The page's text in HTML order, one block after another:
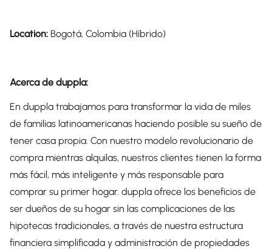
Location: Bogotá, Colombia (Híbrido)
Acerca de duppla:
En duppla trabajamos para transformar la vida de miles
de familias latinoamericanas haciendo posible su sueño de
tener casa propia. Con nuestro modelo revolucionario de
compra mientras alquilas, nuestros clientes tienen la forma
más fácil, más inteligente y más responsable para
comprar su primer hogar. duppla ofrece los beneficios de
ser dueños de su hogar sin las complicaciones de las
hipotecas tradicionales, a través de nuestra estructura
financiera simplificada y administración de propiedades